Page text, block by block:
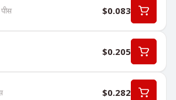
पीस $0.083
$0.205
$0.282